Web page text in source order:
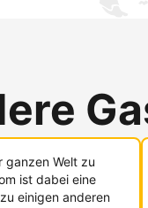
ganzen Welt zu
ist dabei eine
einigen anderen